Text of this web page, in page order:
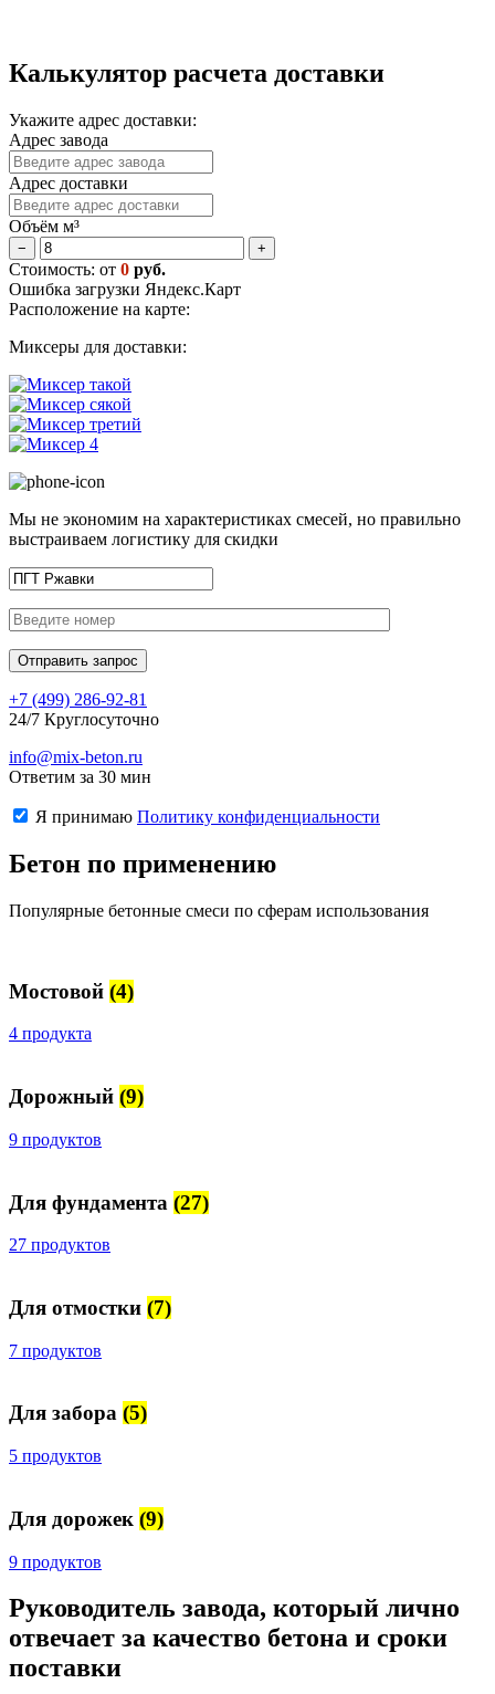
Калькулятор расчета доставки
Укажите адрес доставки:
Адрес завода
Адрес доставки
Объём м³
− +
Стоимость: от 0 руб.
Ошибка загрузки Яндекс.Карт
Расположение на карте:
Миксеры для доставки:
Мы не экономим на характеристиках смесей, но правильно
выстраиваем логистику для скидки
+7 (499) 286-92-81
24/7 Круглосуточно
info@mix-beton.ru
Ответим за 30 мин
Я принимаю Политику конфиденциальности
Бетон по применению
Популярные бетонные смеси по сферам использования
Мостовой (4)
4 продукта
Дорожный (9)
9 продуктов
Для фундамента (27)
27 продуктов
Для отмостки (7)
7 продуктов
Для забора (5)
5 продуктов
Для дорожек (9)
9 продуктов
Руководитель завода, который лично
отвечает за качество бетона и сроки
поставки